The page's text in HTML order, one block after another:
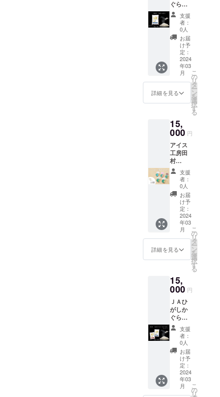
真映え
もばっ
ちりで
す。
で良い
お米で
す。1、
2回研が
ずに水
で軽く
洗うだ
けで炊
飯でき
ます。
精米時
にでき
るだけ
熱を加
こだわ
りの四
段精米
で食味
の低下
を抑え
ていま
す。
おいし
さが長
持ち
し、弁
当、お
寿司な
どにも
人気が
ありま
す。 ○
い炊き
方○
ぴり
か」
は、粘
りが
あって
やわら
かいお
米。水
の量
は、お
米一合
につ
き、水
の量を
大さじ
１杯分
減らす
とより
美味し
上がれ
ます。
ある
「国宝
ロー
ズ」を
交配さ
せたお
米で、
「つ
や」
「粘
「甘
み」の
群。 冷
めても
おいし
さが長
持ち
し、弁
当、お
寿司な
どにも
人気が
ありま
す。
【品種
の特
徴】 外
形が崩
れにく
やもよ
い。
味：ほ
どよい
甘み
で、冷
めても
おいし
さ長持
ち。 粘
り：ほ
どよい
粘り。
他には
ないオ
リジナ
ルのお
米。味
と粘り
の良さ
が自慢
の、当
店のい
ちおし
です。
料とし
た安全
肥料を
たっぷ
り使っ
て育て
た、体
にやさ
しい自
然派の
「北斗
米ゆき
のつ
や」。
5品種の
種もみ
を同じ
混植栽
培とい
う栽培
方法
で、稲
が競い
合い丈
夫に育
ちま
す。子
育て世
代のご
家族に
もご好
評で
する前
に洗う
必要が
ありま
すが、
無洗米
はその
必要が
ありま
せん。
米を洗
わずに
一緒に
一部流
出して
いたビ
タミン
B1やナ
イアシ
ンの流
出が抑
えられ
ます。
さら
に、家
事の時
間短
縮、水
の節
い水で
お米を
に済む
ことが
無洗米
のメ
リット
です。
【ゆめ
ぴり
か】
「ゆ
め」＋
「ピリ
楽の気
候と、
長年
培った
技術で
祝黒豆
の持ち
味を最
大限に
生かし
てふっ
くら、
艶よく
仕上げ
た。 ・
黒豆カ
レー Ｊ
Ａ東神
楽の黒
豆とデ
ミグラ
スソー
スを使
用し、
スパイ
スを効
かせた
欧風な
カレー
に仕上
げまし
で栽培
した青
唐辛子
に北海
道産大
根、米
麹、丸
大豆醤
油で漬
け込ん
だオー
ル北海
道の逸
品で
す。ご
りま
す。 田
村牧場
でのア
イスづ
くりの
「肝」
ともい
えま
す。
《本場
の味を
皆様へ
お届
村牧場
のアイ
ス・
ジェ
ラート
は、軽
い口ど
け・濃
厚さが
一緒に
味わう
ことが
でき、
牛乳が
非常に
生きて
いま
す。 レ
シピを
ている
店主
は、
ジェ
ラート
の本
場、イ
タリア
料理の
店で腕
を磨き
続けて
きまし
た。 牛
乳の風
米に絡
み、お
箸がど
んどん
進みま
す。 そ
んな、
人気の
コン
ビーフ
丼をこ
ちらの
お肉の
旨みが
り活き
た高級
粗挽き
コン
ビーフ
で、是
非味
わって
くださ
い。 ≪
とかち
ポロシ
リ和牛
≫ 北海
道で
育った
黒毛和
種の子
牛を導
夏は深
い緑、
冬は厳
しい雪
に覆わ
れる
「ポロ
シリ
岳」の
麓で、
一日一
日大切
に、約
20ヶ月
間育て
ライス
して混
ぜ込み
まし
た。ア
スパラ
ガスの
香りと
食感が
味わえ
【じゃ
がチー
セー
ジ】北
海道産
豚肉に
北海道
産チー
ズと角
切りに
した
じゃが
いもを
入れて
仕上げ
まし
た。北
海道を
味わえ
るソー
セージ
■内容
量/原産
地/原材
料・成
分 ◆北
海道産
豚バラ
ベーコ
〔200g
×2/北海
道〕 豚
肉(北海
道産)、
食塩、
砂糖、
を合わ
せて、
煮詰め
たワイ
ンで風
味付け
しまし
た。 こ
の本格
的な煮
ンバー
グを、
でチン
してお
皿に盛
るだけ
で、簡
単にお
召し上
がりい
ただけ
ます。
■セット
内容 煮
込みハ
ンバー
グ
パック
■賞味期
より1年
間 ※お
礼の
品・配
送に関
するお
問い合
わせ
は、
（食
創・シ
マチ
ク：
0166-
1290）
す。
【ゆき
のつ
や】 柳
沼人気
No.1！
他には
ないオ
リジナ
ルのお
と粘り
の良さ
店のい
ちおし
です。
魚粕や
鶏糞な
どを原
料とし
た安全
な有機
肥料を
たっぷ
り使っ
て育て
た、体
にやさ
然派の
「北斗
や」。
5品種の
種もみ
を同じ
水田で
育てる
混植栽
培とい
う栽培
方法
で、稲
が競い
合い丈
夫に育
ちま
品
（米）
・配送
に関す
るお問
い合わ
せは、
（（株
）柳
沼：
0120-
016-
683）ま
す。 以
下、お
明にな
りま
す。
【なな
つぼ
し】 平
成13年
ビュー
の「な
なつぼ
し」 北
の中で
は今
作られ
ている
品種で
す。 粘
りのあ
る「国
宝ロー
ズ」を
配合さ
せたお
米で、
「つ
や」
「ねば
り」
と残し
まし
た。
たっぷ
り楽し
めるよ
う大容
量の
ジャム
となっ
ていま
す！ シ
で割っ
てドリ
ンクと
しても
楽しめ
ます。
ジャム
は「な
つみず
き
（苺）
」「ハ
スカッ
プ」
「ブ
ルーベ
リー」
の3種類
つをお
選びく
い。 ※
なつみ
ずきは
360g、
ハス
カッ
プ・ブ
ルーベ
リーは
400gの
内容量
になり
ぐら
無洗
米 な
なつぼ
し10㎏
（5㎏×2
袋） 令
和5年産
のお米
をお届
けしま
す！ Ｊ
Ａひが
しかぐ
米「な
なつぼ
し」の
使い切
りに便
利な５
㎏×２袋
をお届
けしま
す。 ※
発送時
期に関
しまし
ては混
み具合
により
若干の
お礼の
品・配
送に関
するお
問い合
わせ
は、JA
東神楽
（TEL:0
166-83-
2241）
にご連
絡くだ
さい。
以下、
支援
者：
0人
お届
け予
定：
2024
年03
月
詳細を見る
こ
の
リ
タ
ー
ン
を
選
択
す
る
15,
000 円
アイス
工房田
村
ファー
ム
カップ
アイス
（5種類
×各３
個 計
15個）
アイス
工房田
村
ファー
ムの
アイ
ス、
「ミル
ク」
「イチ
ゴ」
「チョ
コ」
「ペポ
ナッ
ツ」
「バニ
ラ」の5
種類
を、 各
支援
者：
0人
お届
け予
定：
2024
年03
月
詳細を見る
こ
の
リ
タ
ー
ン
を
選
択
す
る
15,
000 円
ＪＡひ
がしか
ぐら
ゆめぴ
りか、
ななつ
ぼし食
べ比べ
セット
（5㎏×
各1袋）
令和5年
支援
者：
0人
お届
け予
定：
2024
年03
月
こ
の
リ